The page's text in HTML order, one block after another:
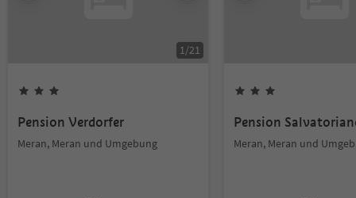
1/21
Pension Verdorfer
Meran, Meran und Umgebung
Pension
Meran, Meran und